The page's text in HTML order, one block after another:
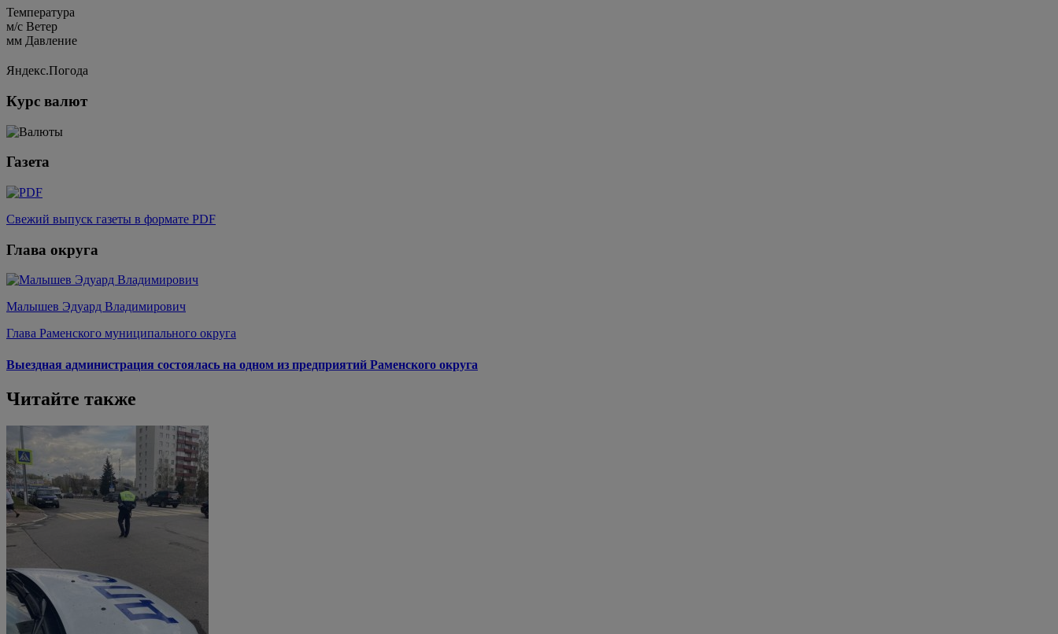
Температура
м/c Ветер
мм Давление
Яндекс.Погода
Курс валют
Газета
Свежий выпуск газеты в формате PDF
Глава округа
Малышев Эдуард Владимирович
Глава Раменского муниципального округа
Выездная администрация состоялась на одном из предприятий Раменского округа
Читайте также